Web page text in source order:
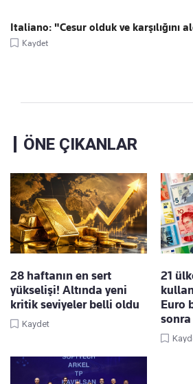
Italiano: "Cesur olduk ve karşılığını
Kaydet
ÖNE ÇIKANLAR
28 haftanın en sert
yükselişi! Altında yeni
kritik seviyeler belli oldu
Kaydet
21
Euro